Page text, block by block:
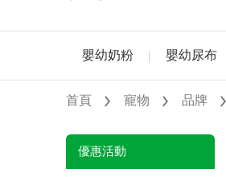
嬰幼奶粉 嬰幼尿布
首頁 寵物 品牌
優惠活動